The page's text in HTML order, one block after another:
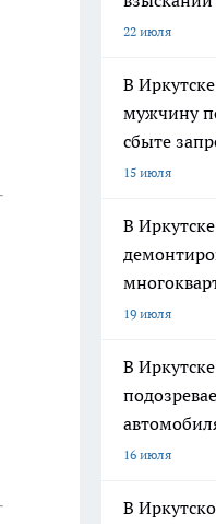
22 июля
В
мужчину
сбыте
15 июля
В
19 июля
В
16 июля
В